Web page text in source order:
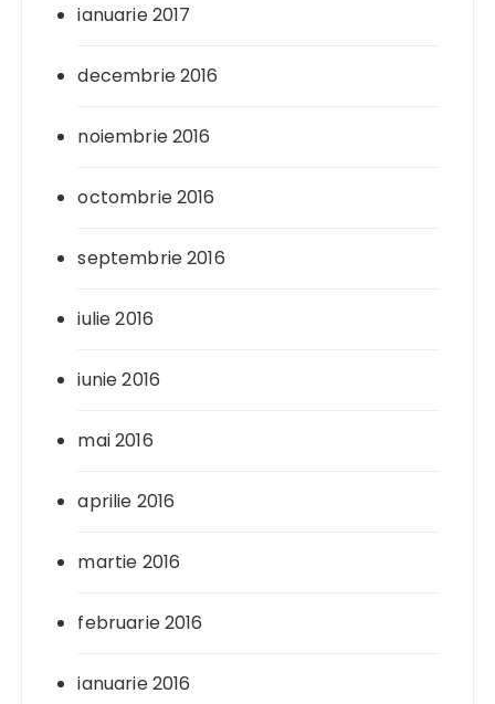
ianuarie 2017
decembrie 2016
noiembrie 2016
octombrie 2016
septembrie 2016
iulie 2016
iunie 2016
mai 2016
aprilie 2016
martie 2016
februarie 2016
ianuarie 2016